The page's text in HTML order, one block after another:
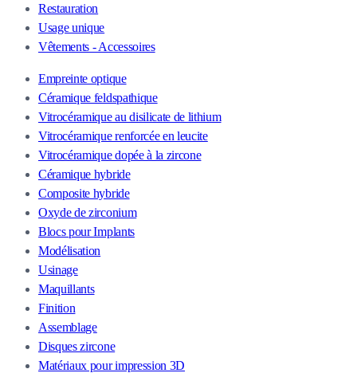
Restauration
Usage unique
Vêtements - Accessoires
Empreinte optique
Céramique feldspathique
Vitrocéramique au disilicate de lithium
Vitrocéramique renforcée en leucite
Vitrocéramique dopée à la zircone
Céramique hybride
Composite hybride
Oxyde de zirconium
Blocs pour Implants
Modélisation
Usinage
Maquillants
Finition
Assemblage
Disques zircone
Matériaux pour impression 3D